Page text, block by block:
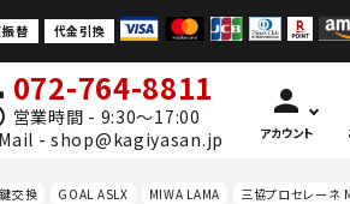
替 代金引換
072-764-8811
営業時間 - 9:30～17:00
- shop@kagiyasan.jp
person
アカウント
交換 GOAL ASLX MIWA LAMA 三協プロセレーネ